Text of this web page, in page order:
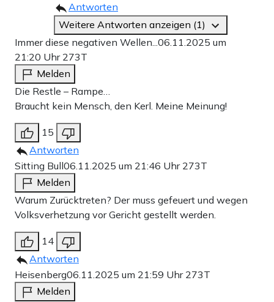
Antworten
Weitere Antworten anzeigen (1)
Immer diese negativen Wellen...06.11.2025 um
21:20 Uhr 273T
Melden
Die Restle – Rampe…
Braucht kein Mensch, den Kerl. Meine Meinung!
15
Antworten
Sitting Bull06.11.2025 um 21:46 Uhr 273T
Melden
Warum Zurücktreten? Der muss gefeuert und wegen
Volksverhetzung vor Gericht gestellt werden.
14
Antworten
Heisenberg06.11.2025 um 21:59 Uhr 273T
Melden